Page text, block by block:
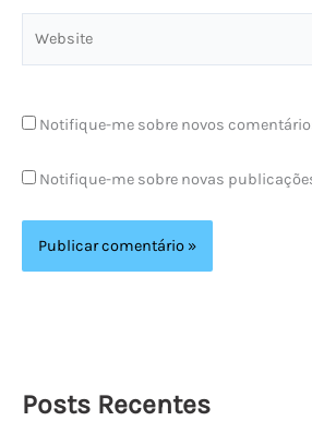
Notifique-me sobre novos
Notifique-me sobre novas
Posts Recentes